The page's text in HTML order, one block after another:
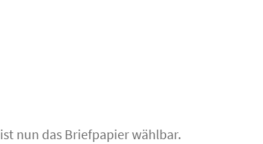
ist nun das Briefpapier wählbar.